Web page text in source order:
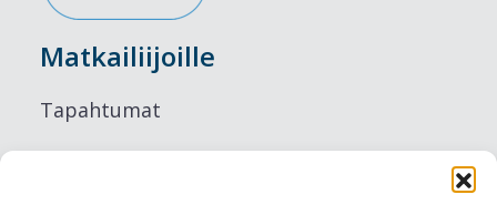
Matkailiijoille
Tapahtumat